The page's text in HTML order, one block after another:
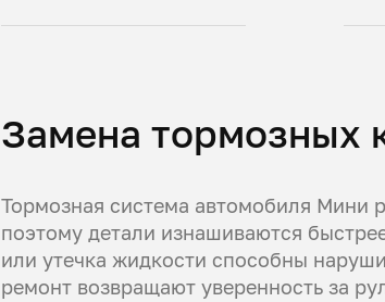
Замена тормозных
Тормозная система автомобиля Мини
поэтому детали изнашиваются
или утечка жидкости способны
ремонт возвращают уверенность за